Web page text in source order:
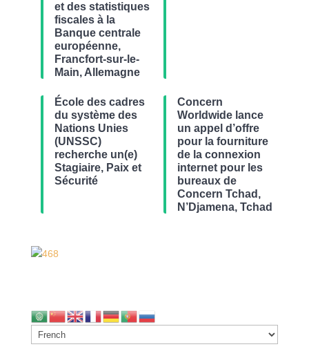
et des statistiques
fiscales à la
Banque centrale
européenne,
Francfort-sur-le-
Main, Allemagne
École des cadres
du système des
Nations Unies
(UNSSC)
recherche un(e)
Stagiaire, Paix et
Sécurité
Concern
Worldwide lance
un appel d’offre
pour la fourniture
de la connexion
internet pour les
bureaux de
Concern Tchad,
N’Djamena, Tchad